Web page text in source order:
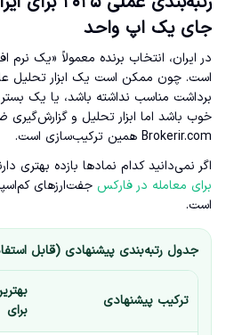
جای یک اپ واحد
در ایران، انتخاب برنده معمولاً «یک نرم
است. چون ممکن است یک ابزار تحلیل
برداشت مناسب نداشته باشد، یا یک
خوب باشد اما ابزار تحلیل و
Brokerir.com همین ترکیب‌سازی است.
اگر نمی‌دانید کدام نمادها بازده بهتری
برای معامله در فارکس جفت‌ارزهای
است.
جدول رتبه‌بندی پیشنهادی (قابل
ترکیب پیشنهادی
برای